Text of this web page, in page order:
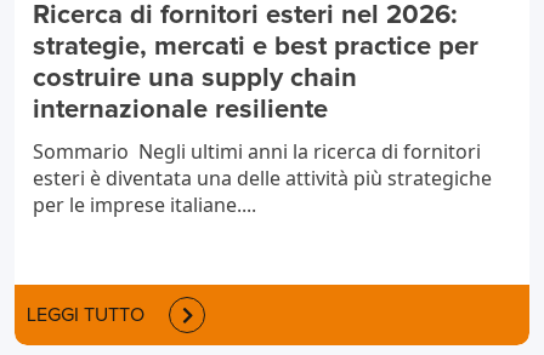
Ricerca di fornitori esteri nel 2026:
strategie, mercati e best practice per
costruire una supply chain
internazionale resiliente
Sommario Negli ultimi anni la ricerca di fornitori
esteri è diventata una delle attività più strategiche
per le imprese italiane....
LEGGI TUTTO